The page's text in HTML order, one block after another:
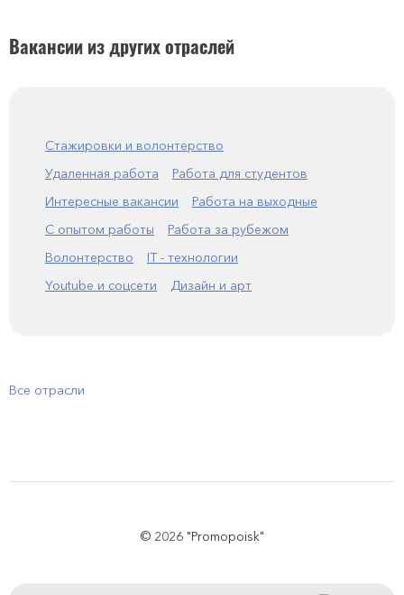
Вакансии из других отраслей
Стажировки и волонтерство
Удаленная работа
Работа для студентов
Интересные вакансии
Работа на выходные
С опытом работы
Работа за рубежом
Волонтерство
IT - технологии
Youtube и соцсети
Дизайн и арт
Все отрасли
© 2026 "Promopoisk"